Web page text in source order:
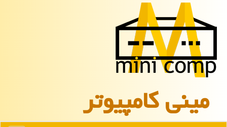
مینی كامپیوتر